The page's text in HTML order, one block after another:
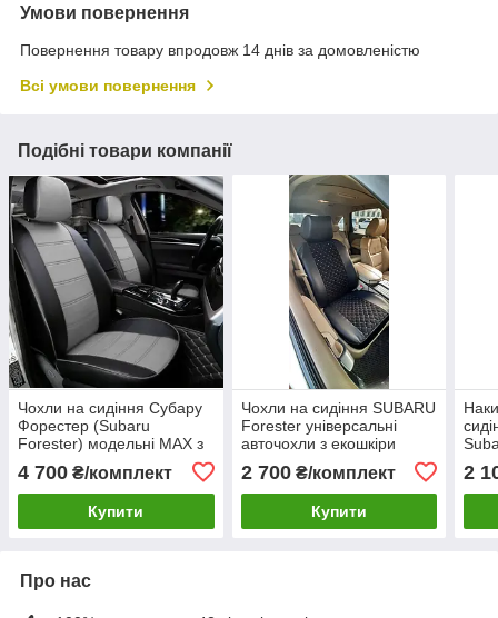
Умови повернення
Повернення товару впродовж 14 днів за домовленістю
Всі умови повернення
Подібні товари компанії
Чохли на сидіння Субару
Форестер (Subaru
Forester) модельні MAX з
графіт
4 700 ₴/комплект
Купити
Чохли на сидіння SUBARU
Forester універсальні
авточохли з екошкіри
2 700₴/комплект
Купити
2
Про нас